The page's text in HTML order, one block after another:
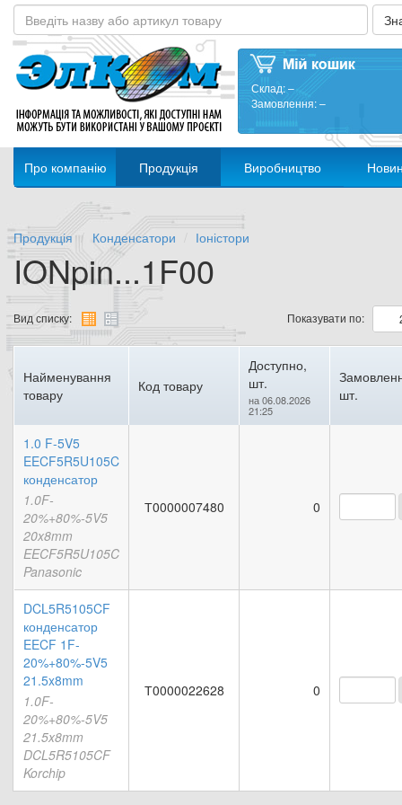
Склад:–
Замовлення:–
Про компанію Продукція Виробництво
Продукція Конденсатори Іоністори
IONpin...1F00
Вид списку: Показувати по:
Найменування
товару
Код товару
Доступно,
шт.
на 06.08.2026
21:25
шт.
1.0 F-5V5
EECF5R5U105C
конденсатор
1.0F-
20%+80%-5V5
20x8mm
EECF5R5U105C
Panasonic
Т0000007480 0
DCL5R5105CF
конденсатор
EECF 1F-
20%+80%-5V5
21.5x8mm
1.0F-
20%+80%-5V5
21.5x8mm
DCL5R5105CF
Korchip
Т0000022628 0